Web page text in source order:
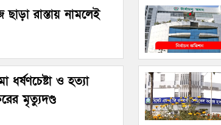
রাস্তায় নামলেই
ধর্ষণচেষ্টা ও হত্যা
মৃত্যুদণ্ড